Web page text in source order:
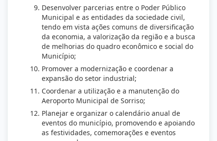
Desenvolver parcerias entre o Poder Público
Municipal e as entidades da sociedade civil,
tendo em vista ações comuns de diversificação
da economia, a valorização da região e a busca
de melhorias do quadro econômico e social do
Município;
Promover a modernização e coordenar a
expansão do setor industrial;
Coordenar a utilização e a manutenção do
Aeroporto Municipal de Sorriso;
Planejar e organizar o calendário anual de
eventos do município, promovendo e apoiando
as festividades, comemorações e eventos